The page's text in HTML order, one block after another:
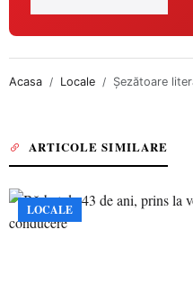
Acasa Locale Șezătoare
ARTICOLE SIMILARE
LOCALE